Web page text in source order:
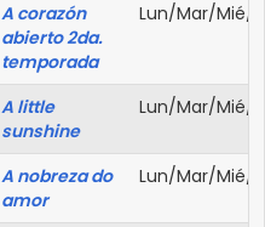
A corazón
abierto2da.
temporada
Lun/Mar/Mié/
A little
sunshine
Lun/Mar/Mié/
A nobreza do
amor
Lun/Mar/Mié/